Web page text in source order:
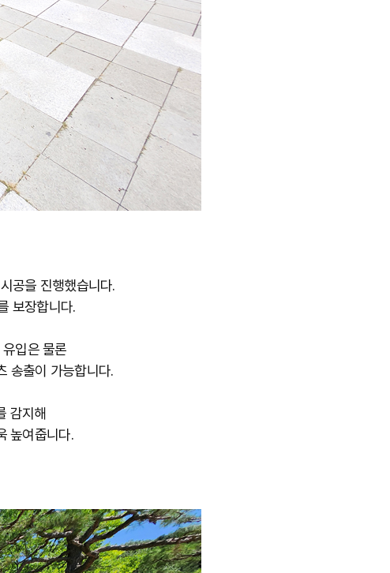
공을 진행했습니다.
보장합니다.
입은 물론
송출이 가능합니다.
감지해
높여줍니다.